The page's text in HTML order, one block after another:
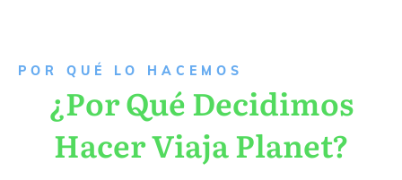
P OR QUÉ LO HACEMOS
¿Por Qué Decidimos
Hacer Viaja Planet?